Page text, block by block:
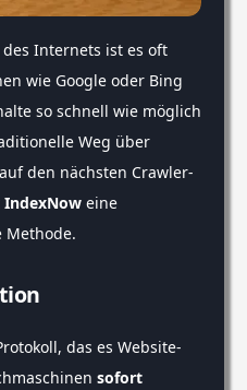
Internets ist es oft
wie Google oder Bing
so schnell wie möglich
Weg über
den nächsten Crawler-
IndexNow eine
Methode.
das es Website-
sofort